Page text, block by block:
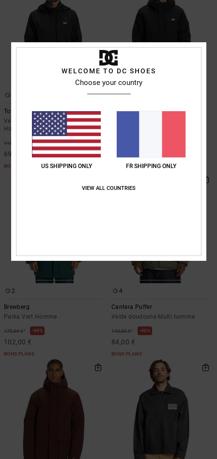
Tonic
Veste coupe-vent à capuche Noir
Homme
115,00 € 40%
69,00 €
BONS PLANS
2
Brewberg
BONS PLANS
2
Brewberg
Parka Vert Homme
170,00 €* 40%
102,00 €
BONS PLANS
4
Cantera Puffer
Veste doudoune Multi homme
140,00 €* 40%
84,00 €
BONS PLANS
WELCOME TO DC SHOES
Choose your country
US SHIPPING ONLY FR SHIPPING ONLY
VIEW ALL COUNTRIES